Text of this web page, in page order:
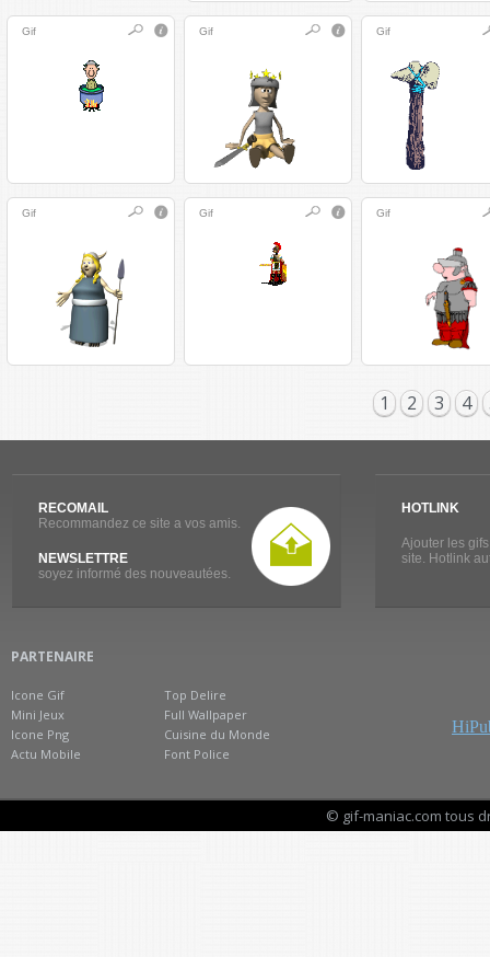
Gif Gif Gif
Gif Gif Gif
1 2 3 4
RECOMAIL
Recommandez ce site a vos amis.
NEWSLETTRE
soyez informé des nouveautées.
HOTLINK
Ajouter les
site. Hotlink
PARTENAIRE
Icone Gif
Mini Jeux
Icone Png
Actu Mobile
Top Delire
Full Wallpaper
Cuisine du Monde
Font Police
© gif-maniac.com tous